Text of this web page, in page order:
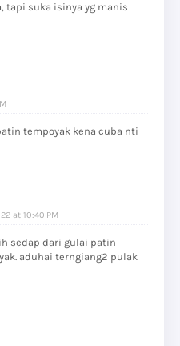
tapi suka isinya yg manis
tempoyak kena cuba nti
at 10:40 PM
sedap dari gulai patin
aduhai terngiang2 pulak